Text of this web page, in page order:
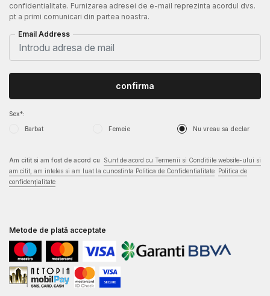
confidentialitate. Furnizarea adresei de e-mail reprezinta acordul dvs.
pt a primi comunicari din partea noastra.
Email Address
Sex*:
Barbat Femeie Nu vreau sa declar
confirma
Am citit si am fost de acord cu
Sunt de acord cu Termenii si Conditiile website-ului si
am citit, am inteles si am luat la cunostinta Politica de Confidentialitate Politica de
confidențialitate
Metode de plată acceptate